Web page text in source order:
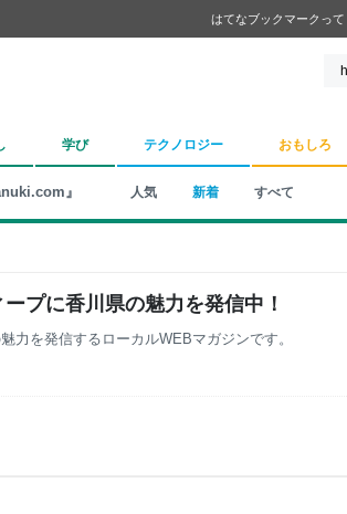
はてなブックマークって
学び テクノロジー おもしろ
』 人気 新着 すべて
プに香川県の魅力を発信中！
力を発信するローカルWEBマガジンです。